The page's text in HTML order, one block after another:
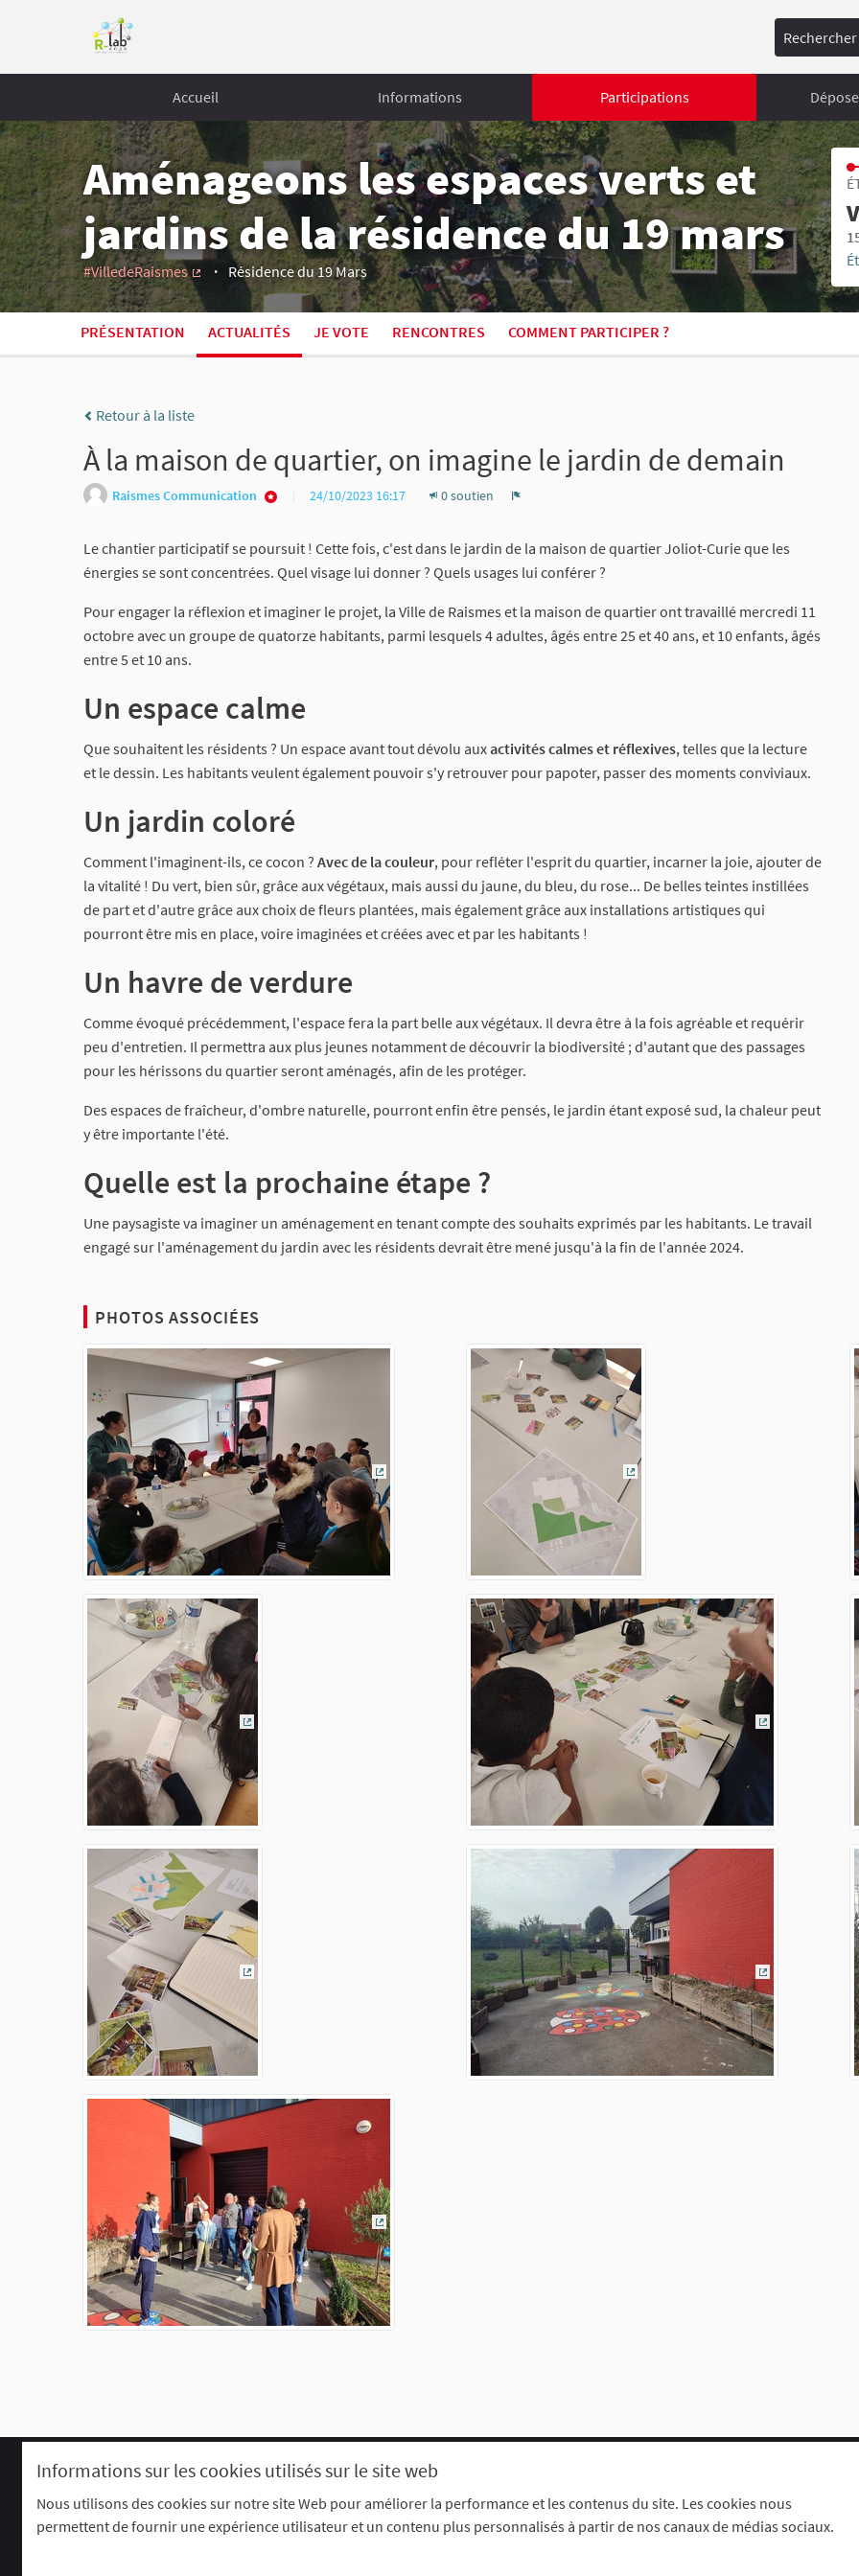
Informations sur les cookies utilisés sur le site web
Nous utilisons des cookies sur notre site Web pour améliorer la performance et les contenus du site. Les cookies nous
permettent de fournir une expérience utilisateur et un contenu plus personnalisés à partir de nos canaux de médias sociaux.
Rechercher
Accueil Informations Participations
Aménageons les espaces verts et
jardins de la résidence du 19 mars
#VilledeRaismes
(Lien externe)
Résidence du 19 Mars
PRÉSENTATION ACTUALITÉS JE VOTE RENCONTRES COMMENT PARTICIPER ?
Retour à la liste
À la maison de quartier, on imagine le jardin de demain
Raismes Communication 24/10/2023 16:17 0 soutien
Le chantier participatif se poursuit ! Cette fois, c'est dans le jardin de la maison de quartier Joliot-Curie que les
énergies se sont concentrées. Quel visage lui donner ? Quels usages lui conférer ?
Pour engager la réflexion et imaginer le projet, la Ville de Raismes et la maison de quartier ont travaillé mercredi 11
octobre avec un groupe de quatorze habitants, parmi lesquels 4 adultes, âgés entre 25 et 40 ans, et 10 enfants, âgés
entre 5 et 10 ans.
Un espace calme
Que souhaitent les résidents ? Un espace avant tout dévolu auxactivités calmes et réflexives, telles que la lecture
et le dessin. Les habitants veulent également pouvoir s'y retrouver pour papoter, passer des moments conviviaux.
Un jardin coloré
Comment l'imaginent-ils, ce cocon ? Avec de la couleur, pour refléter l'esprit du quartier, incarner la joie, ajouter de
la vitalité ! Du vert, bien sûr, grâce aux végétaux, mais aussi du jaune, du bleu, du rose... De belles teintes instillées
de part et d'autre grâce aux choix de fleurs plantées, mais également grâce aux installations artistiques qui
pourront être mis en place, voire imaginées et créées avec et par les habitants !
Un havre de verdure
Comme évoqué précédemment, l'espace fera la part belle aux végétaux. Il devra être à la fois agréable et requérir
peu d'entretien. Il permettra aux plus jeunes notamment de découvrir la biodiversité ; d'autant que des passages
pour les hérissons du quartier seront aménagés, afin de les protéger.
Des espaces de fraîcheur, d'ombre naturelle, pourront enfin être pensés, le jardin étant exposé sud, la chaleur peut
y être importante l'été.
Quelle est la prochaine étape ?
Une paysagiste va imaginer un aménagement en tenant compte des souhaits exprimés par les habitants. Le travail
engagé sur l'aménagement du jardin avec les résidents devrait être mené jusqu'à la fin de l'année 2024.
PHOTOS ASSOCIÉES
(Lien externe) (Lien externe)
(Lien externe)
(Lien externe)
(Lien externe)
Comment participer ? Le R'Lab
Mentions légales
Charte d'utilisation
Contacts Paramètres des cookies